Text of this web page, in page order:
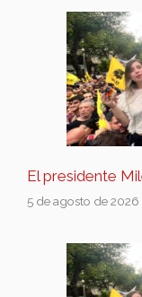
El presidente
5 de agosto de 2026